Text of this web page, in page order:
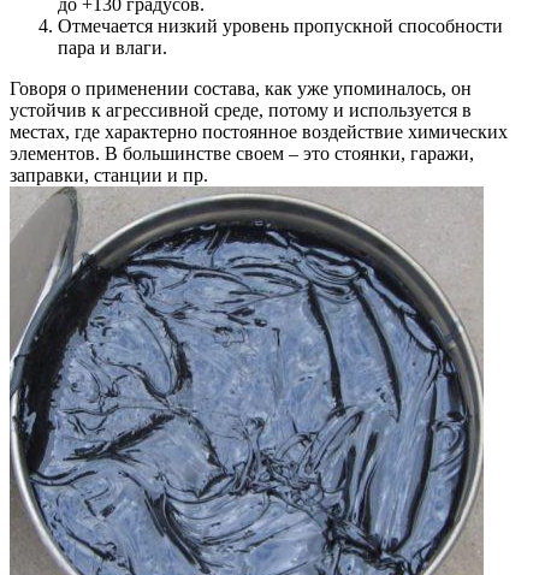
до +130 градусов.
Отмечается низкий уровень пропускной способности
пара и влаги.
Говоря о применении состава, как уже упоминалось, он
устойчив к агрессивной среде, потому и используется в
местах, где характерно постоянное воздействие химических
элементов. В большинстве своем – это стоянки, гаражи,
заправки, станции и пр.